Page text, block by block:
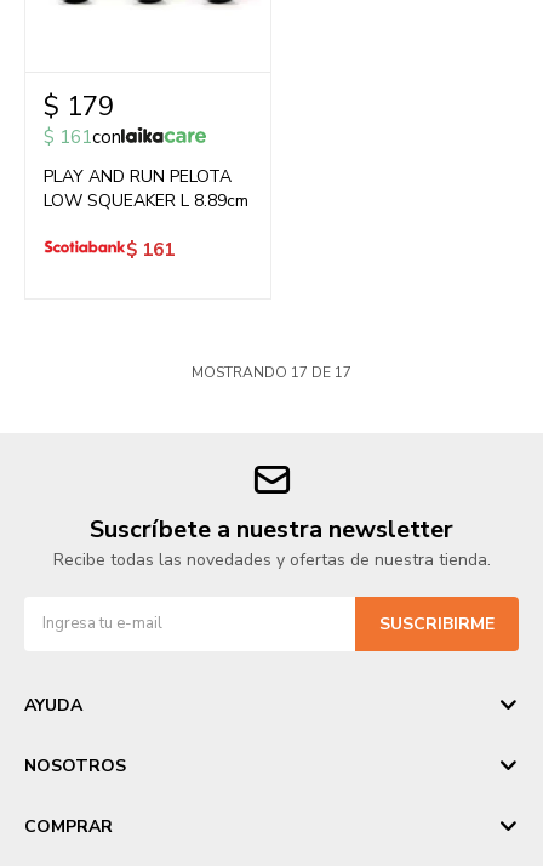
$ 179
$ 161con
PLAY AND RUN PELOTA
LOW SQUEAKER L 8.89cm
$ 161
MOSTRANDO 17 DE 17
Suscríbete a nuestra newsletter
Recibe todas las novedades y ofertas de nuestra tienda.
SUSCRIBIRME
AYUDA
NOSOTROS
COMPRAR